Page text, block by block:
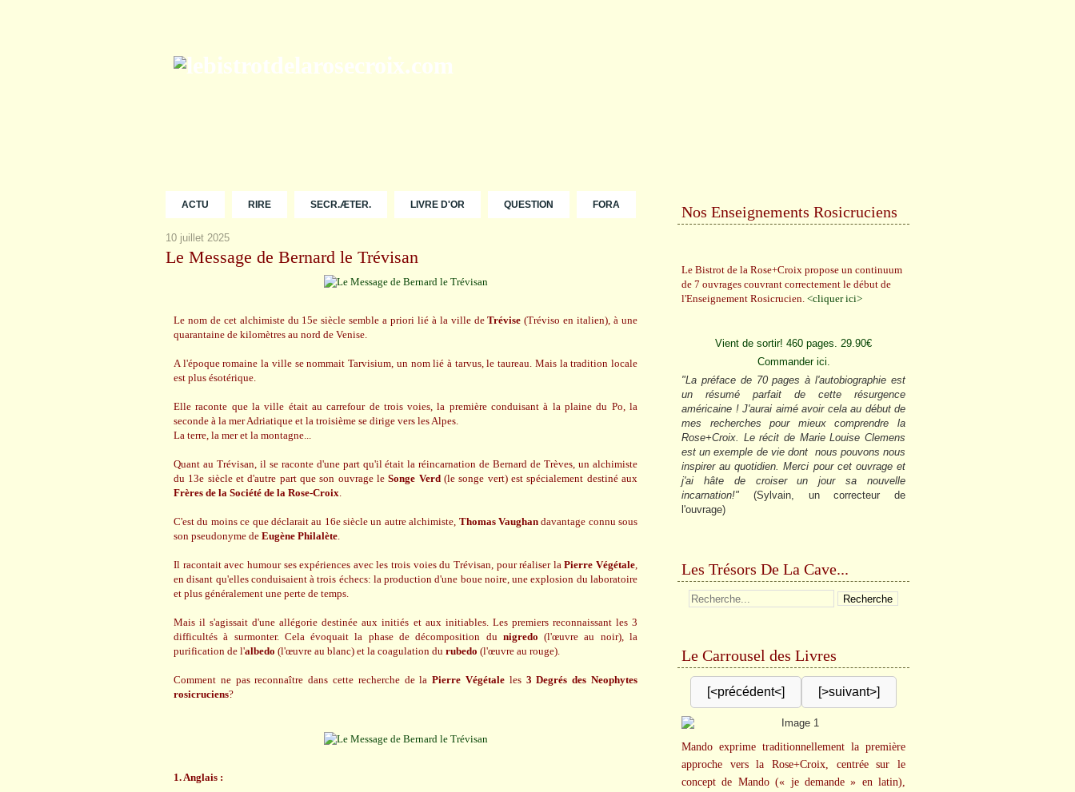
ACTU RIRE SECR.ÆTER. LIVRE D'OR QUESTION FORA
10 juillet 2025
Le Message de Bernard le Trévisan
Le nom de cet alchimiste du 15e siècle semble a priori lié à la ville deTrévise (Tréviso en italien), à une
quarantaine de kilomètres au nord de Venise.
A l'époque romaine la ville se nommait Tarvisium, un nom lié à tarvus, le taureau. Mais la tradition locale
est plus ésotérique.
Elle raconte que la ville était au carrefour de trois voies, la première conduisant à la plaine du Po, la
seconde à la mer Adriatique et la troisième se dirige vers les Alpes.
La terre, la mer et la montagne...
Quant au Trévisan, il se raconte d'une part qu'il était la réincarnation de Bernard de Trèves, un alchimiste
du 13e siècle et d'autre part que son ouvrage leSonge Verd(le songe vert) est spécialement destiné aux
Frères de la Société de la Rose-Croix.
C'est du moins ce que déclarait au 16e siècle un autre alchimiste, Thomas Vaughandavantage connu sous
son pseudonyme de Eugène Philalète.
Il racontait avec humour ses expériences avec les trois voies du Trévisan, pour réaliser laPierre Végétale,
en disant qu'elles conduisaient à trois échecs: la production d'une boue noire, une explosion du laboratoire
et plus généralement une perte de temps.
Mais il s'agissait d'une allégorie destinée aux initiés et aux initiables. Les premiers reconnaissant les 3
difficultés à surmonter. Cela évoquait la phase de décomposition du nigredo (l'œuvre au noir), la
purification de l'albedo (l'œuvre au blanc) et la coagulation du rubedo (l'œuvre au rouge).
Comment ne pas reconnaître dans cette recherche de laPierre Végétale les 3 Degrés des Neophytes
rosicruciens?
1. Anglais :
Nos Enseignements Rosicruciens
Le Bistrot de la Rose+Croix propose un continuum
de 7 ouvrages couvrant correctement le début de
l'Enseignement Rosicrucien. <cliquer ici>
Vient de sortir! 460 pages. 29.90€
Commander ici.
"La préface de 70 pages à l'autobiographie est
un résumé parfait de cette résurgence
américaine ! J'aurai aimé avoir cela au début de
mes recherches pour mieux comprendre la
Rose+Croix. Le récit de Marie Louise Clemens
est un exemple de vie dont nous pouvons nous
inspirer au quotidien. Merci pour cet ouvrage et
j'ai hâte de croiser un jour sa nouvelle
incarnation!" (Sylvain, un correcteur de
l'ouvrage)
Les Trésors De La Cave...
Le Carrousel des Livres
[<précédent<] [>suivant>]
Mando exprime traditionnellement la première
approche vers la Rose+Croix, centrée sur le
concept de Mando (« je demande » en latin),